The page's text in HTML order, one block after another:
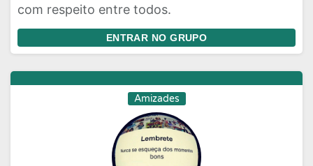
com respeito entre todos.
ENTRAR NO GRUPO
Amizades